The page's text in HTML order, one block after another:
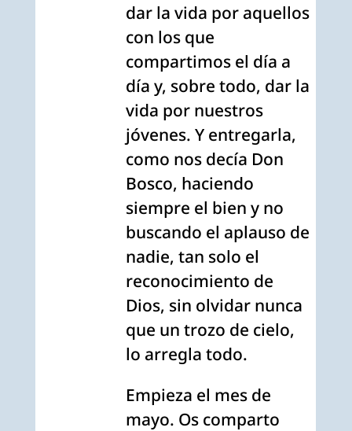
dar la vida por aquellos
con los que
compartimos el día a
día y, sobre todo, dar la
vida por nuestros
jóvenes. Y entregarla,
como nos decía Don
Bosco, haciendo
siempre el bien y no
buscando el aplauso de
nadie, tan solo el
reconocimiento de
Dios, sin olvidar nunca
que un trozo de cielo,
lo arregla todo.
Empieza el mes de
mayo. Os comparto